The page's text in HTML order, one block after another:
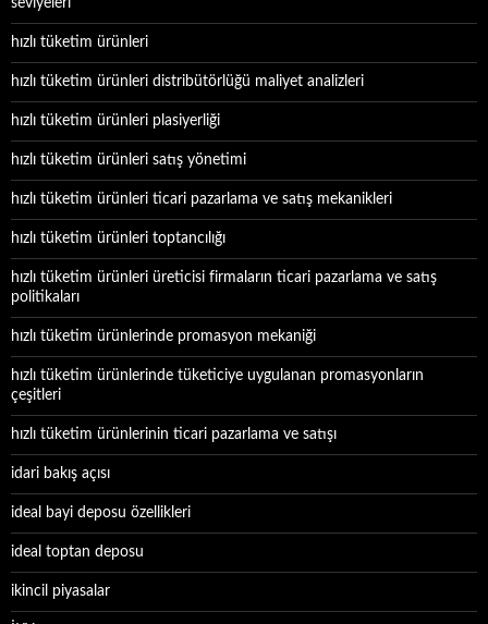
seviyeleri
hızlı tüketim ürünleri
hızlı tüketim ürünleri distribütörlüğü maliyet analizleri
hızlı tüketim ürünleri plasiyerliği
hızlı tüketim ürünleri satış yönetimi
hızlı tüketim ürünleri ticari pazarlama ve satış mekanikleri
hızlı tüketim ürünleri toptancılığı
hızlı tüketim ürünleri üreticisi firmaların ticari pazarlama ve satış
politikaları
hızlı tüketim ürünlerinde promasyon mekaniği
hızlı tüketim ürünlerinde tüketiciye uygulanan promasyonların
çeşitleri
hızlı tüketim ürünlerinin ticari pazarlama ve satışı
idari bakış açısı
ideal bayi deposu özellikleri
ideal toptan deposu
ikincil piyasalar